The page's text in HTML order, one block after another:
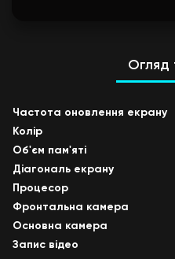
Огляд
Частота оновлення екрану
Колір
Об'єм пам'яті
Діагональ екрану
Процесор
Фронтальна камера
Основна камера
Запис відео